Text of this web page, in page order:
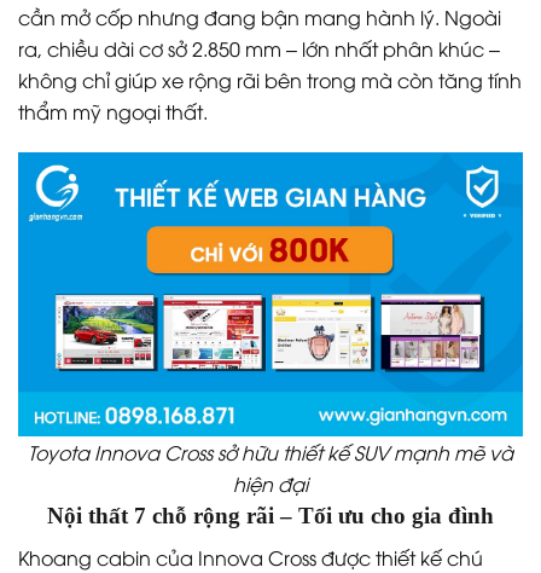
cần mở cốp nhưng đang bận mang hành lý. Ngoài
ra, chiều dài cơ sở 2.850 mm – lớn nhất phân khúc –
không chỉ giúp xe rộng rãi bên trong mà còn tăng tính
thẩm mỹ ngoại thất.
Toyota Innova Cross sở hữu thiết kế SUV mạnh mẽ và
hiện đại
Nội thất 7 chỗ rộng rãi – Tối ưu cho gia đình
Khoang cabin của Innova Cross được thiết kế chú